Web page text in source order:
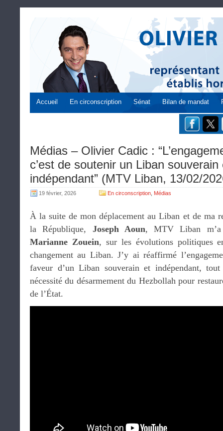
Accueil En circonscription Sénat Bilan de mandat
Médias – Olivier Cadic :
c’est de soutenir un Liban
indépendant” (MTV Liban, 13/02/
19 février, 2026 En circonscription Médias
À la suite de mon déplacement au Liban et de ma
la République, Joseph Aoun, MTV Liban
Marianne Zouein, sur les évolutions politiques
changement au Liban. J’y ai réaffirmé
faveur d’un Liban souverain et indépendant,
nécessité du désarmement du Hezbollah pour
de l’État.